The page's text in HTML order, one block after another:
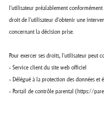
l’utilisateur préalablement
droit de l’utilisateur d'obtenir une
concernant la décision prise.
Pour exercer ses droits, l'utilisateur peut
- Service client du site web officiel
- Délégué à la protection des données et
- Portail de contrôle parental (https://